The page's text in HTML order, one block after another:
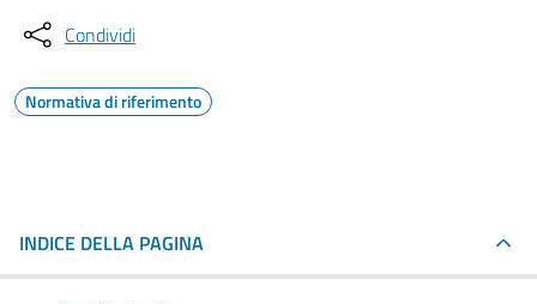
Condividi
Normativa di riferimento
INDICE DELLA PAGINA